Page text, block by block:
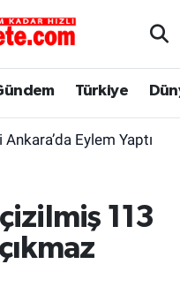
Türkiye
Eylem Yaptı
113
Fikstür